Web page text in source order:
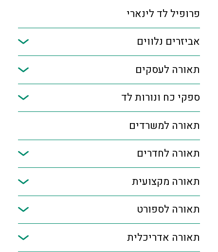
פרופיל לד לינארי
אביזרים נלווים
תאורה לעסקים
ספקי כח ונורות לד
תאורה למשרדים
תאורה לחדרים
תאורה מקצועית
תאורה לספורט
תאורה אדריכלית